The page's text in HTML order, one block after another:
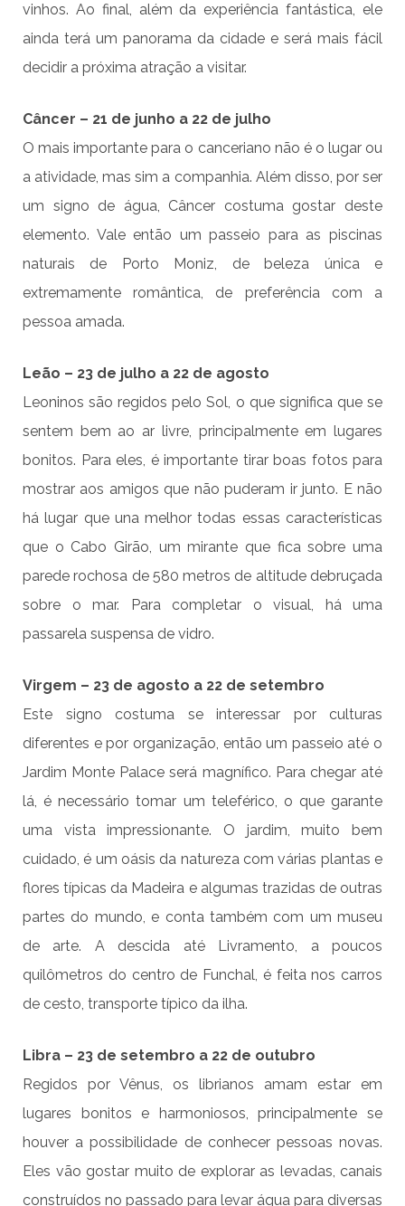
vinhos. Ao final, além da experiência fantástica, ele
ainda terá um panorama da cidade e será mais fácil
decidir a próxima atração a visitar.
Câncer – 21 de junho a 22 de julho
O mais importante para o canceriano não é o lugar ou
a atividade, mas sim a companhia. Além disso, por ser
um signo de água, Câncer costuma gostar deste
elemento. Vale então um passeio para as piscinas
naturais de Porto Moniz, de beleza única e
extremamente romântica, de preferência com a
pessoa amada.
Leão – 23 de julho a 22 de agosto
Leoninos são regidos pelo Sol, o que significa que se
sentem bem ao ar livre, principalmente em lugares
bonitos. Para eles, é importante tirar boas fotos para
mostrar aos amigos que não puderam ir junto. E não
há lugar que una melhor todas essas características
que o Cabo Girão, um mirante que fica sobre uma
parede rochosa de 580 metros de altitude debruçada
sobre o mar. Para completar o visual, há uma
passarela suspensa de vidro.
Virgem – 23 de agosto a 22 de setembro
Este signo costuma se interessar por culturas
diferentes e por organização, então um passeio até o
Jardim Monte Palace será magnífico. Para chegar até
lá, é necessário tomar um teleférico, o que garante
uma vista impressionante. O jardim, muito bem
cuidado, é um oásis da natureza com várias plantas e
flores típicas da Madeira e algumas trazidas de outras
partes do mundo, e conta também com um museu
de arte. A descida até Livramento, a poucos
quilômetros do centro de Funchal, é feita nos carros
de cesto, transporte típico da ilha.
Libra – 23 de setembro a 22 de outubro
Regidos por Vênus, os librianos amam estar em
lugares bonitos e harmoniosos, principalmente se
houver a possibilidade de conhecer pessoas novas.
Eles vão gostar muito de explorar as levadas, canais
construídos no passado para levar água para diversas